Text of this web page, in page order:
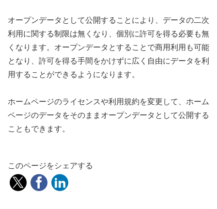
オープンデータとして公開することにより、データの二次
利用に関する制限は無くなり、個別に許可を得る必要も無
くなります。オープンデータとすることで商用利用も可能
となり、許可を得る手間をかけずに広く自由にデータを利
用することができるようになります。
ホームページのライセンスや利用規約を変更して、ホーム
ページのデータをそのままオープンデータとして公開する
こともできます。
このページをシェアする